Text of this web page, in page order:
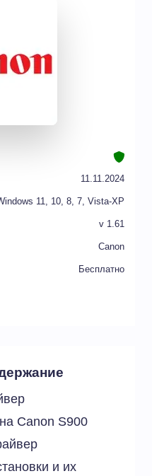
11.11.2024
11, 10, 8, 7, Vista-XP
v 1.61
Canon
Бесплатно
Canon S900
и их